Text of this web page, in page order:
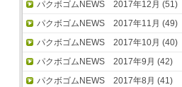
パクボゴムNEWS 2017年12月 (51)
パクボゴムNEWS 2017年11月 (49)
パクボゴムNEWS 2017年10月 (40)
パクボゴムNEWS 2017年9月 (42)
パクボゴムNEWS 2017年8月 (41)